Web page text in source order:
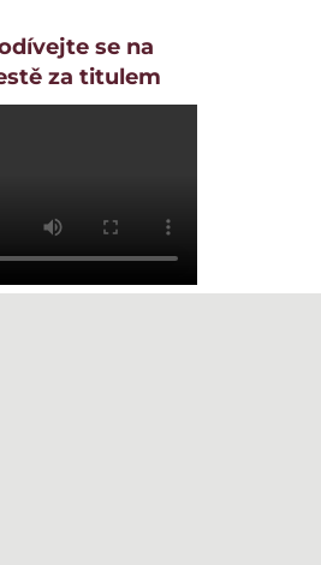
se na
za titulem